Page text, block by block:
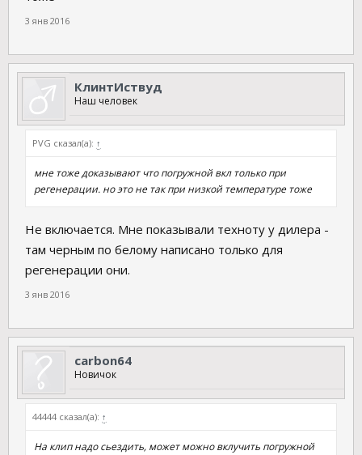
3 янв 2016
КлинтИствуд
Наш человек
PVG сказал(а): ↑
мне тоже доказывают что погружной вкл только при
регенерации. но это не так при низкой температуре тоже
Не включается. Мне показывали техноту у дилера -
там черным по белому написано только для
регенерации они.
3 янв 2016
carbon64
Новичок
44444 сказал(а): ↑
На клип надо сьездить, может можно вклучить погружной